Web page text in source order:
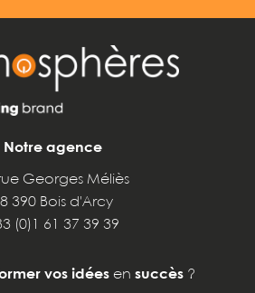
Notre agence
Georges Méliès
390 Bois d'Arcy
(0)1 61 37 39 39
vos idéesen succès?